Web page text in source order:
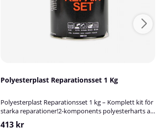
Polyesterplast Reparationsset 1 Kg
Polyesterplast Reparationsset 1 kg – Komplett kit för
starka reparationer!2-komponents polyesterharts att
användas tillsammans med medföljande
413 kr